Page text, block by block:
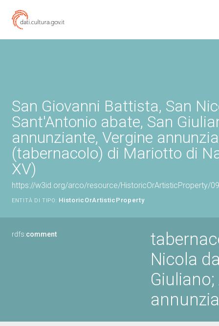
San Giovanni Battista, San
Sant'Antonio abate, San
annunziante, Vergine
(tabernacolo) di Mariotto di
XV)
https://w3id.org/arco/resource/HistoricOrArtisticProperty/
ENTITÀ DI TIPO: HistoricOrArtisticProperty
rdfs:comment
Nicola